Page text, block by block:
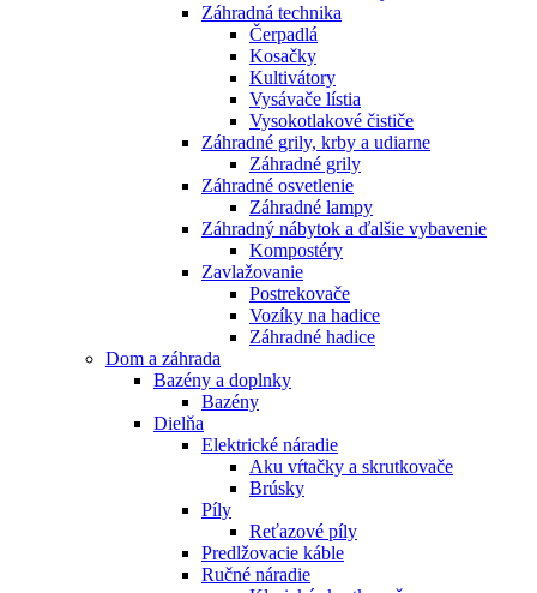
Záhradná technika
Čerpadlá
Kosačky
Kultivátory
Vysávače lístia
Vysokotlakové čističe
Záhradné grily, krby a udiarne
Záhradné grily
Záhradné osvetlenie
Záhradné lampy
Záhradný nábytok a ďalšie vybavenie
Kompostéry
Zavlažovanie
Postrekovače
Vozíky na hadice
Záhradné hadice
Dom a záhrada
Bazény a doplnky
Bazény
Dielňa
Elektrické náradie
Aku vŕtačky a skrutkovače
Brúsky
Píly
Reťazové píly
Predlžovacie káble
Ručné náradie